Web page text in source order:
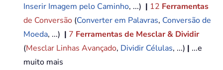
Inserir Imagem pelo Caminho, ...) | 12 Ferramentas
de Conversão (Converter em Palavras, Conversão de
Moeda, ...) | 7 Ferramentas de Mesclar & Dividir
(Mesclar Linhas Avançado, Dividir Células, ...) | ...e
muito mais